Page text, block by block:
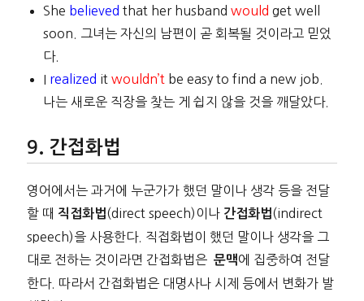
She believed that her husband would get well
soon. 그녀는 자신의 남편이 곧 회복될 것이라고 믿었
다.
I realized it wouldn’t be easy to find a new job.
나는 새로운 직장을 찾는 게 쉽지 않을 것을 깨달았다.
간접화법
영어에서는 과거에 누군가가 했던 말이나 생각 등을 전달
할 때 직접화법(direct speech)이나 간접화법(indirect
speech)을 사용한다. 직접화법이 했던 말이나 생각을 그
대로 전하는 것이라면 간접화법은 문맥에 집중하여 전달
한다. 따라서 간접화법은 대명사나 시제 등에서 변화가 발